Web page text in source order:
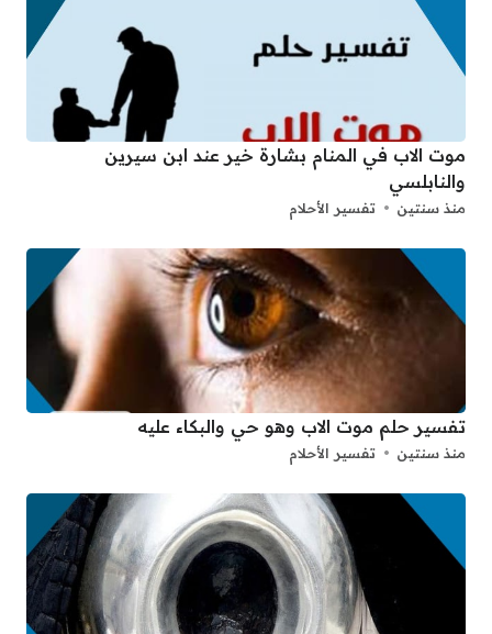
موت الاب في المنام بشارة خير عند ابن سيرين
والنابلسي
منذ سنتين تفسير الأحلام
تفسير حلم موت الاب وهو حي والبكاء عليه
منذ سنتين تفسير الأحلام